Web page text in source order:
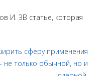
И. ЗВ статье, которая